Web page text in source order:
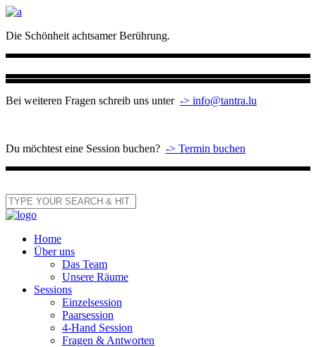
Die Schönheit achtsamer Berührung.
Bei weiteren Fragen schreib uns unter -> info@tantra.lu
Du möchtest eine Session buchen? -> Termin buchen
Home
Über uns
Das Team
Unsere Räume
Sessions
Einzelsession
Paarsession
4-Hand Session
Fragen & Antworten